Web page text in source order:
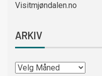
Visitmjøndalen.no
ARKIV